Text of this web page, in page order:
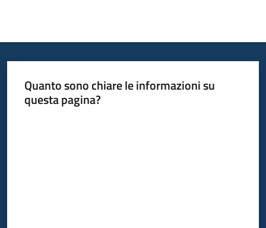
Quanto sono chiare le informazioni su
questa pagina?